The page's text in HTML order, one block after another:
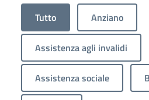
Tutto Anziano
Assistenza agli invalidi
Assistenza sociale